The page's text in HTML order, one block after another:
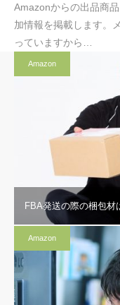
Amazonからの出品商
加情報を掲載します。
っていますから…
Amazon
FBA発送の際の梱包材
Amazon